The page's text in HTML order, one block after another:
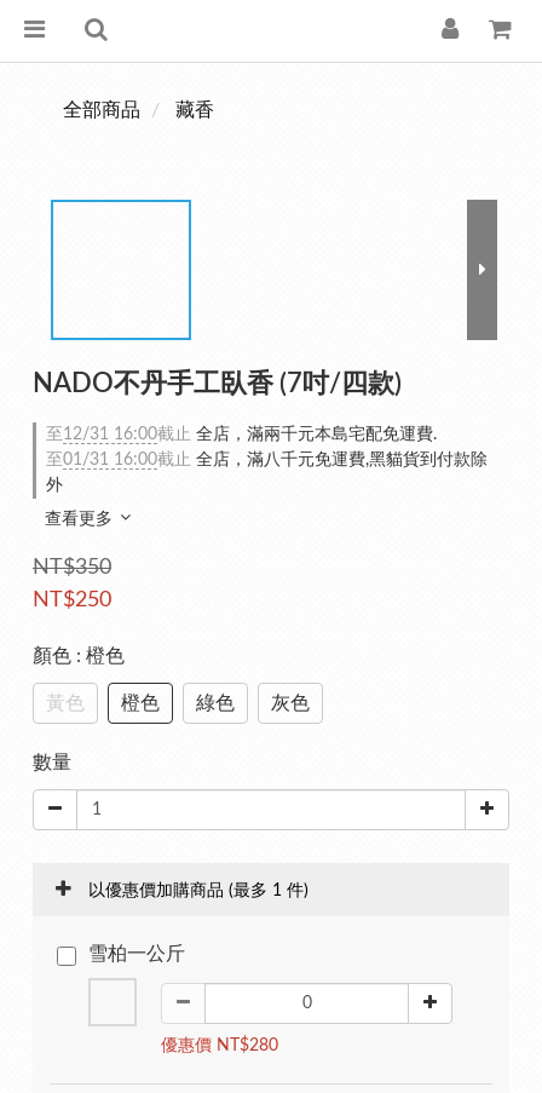
全部商品 藏香
NADO不丹手工臥香 (7吋/四款)
至 12/31 16:00截止 全店，滿兩千元本島宅配免運費.
至01/31 16:00截止 全店，滿八千元免運費,黑貓貨到付款除
外
查看更多
NT$350
NT$250
顏色 : 橙色
黃色 橙色 綠色 灰色
數量
以優惠價加購商品 (最多 1 件)
雪柏一公斤
優惠價 NT$280